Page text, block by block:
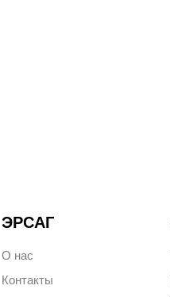
ЭРСАГ
О нас
Контакты